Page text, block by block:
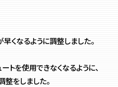
くなるように調整しました。
トを使用できなくなるように、
整をしました。